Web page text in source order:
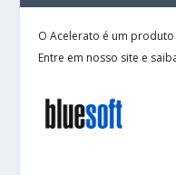
O Acelerato é um produto
Entre em nosso site e